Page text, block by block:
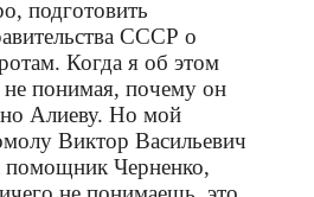
подготовить
СССР о
Когда я об этом
не понимая, почему он
Алиеву. Но мой
Виктор Васильевич
помощник Черненко,